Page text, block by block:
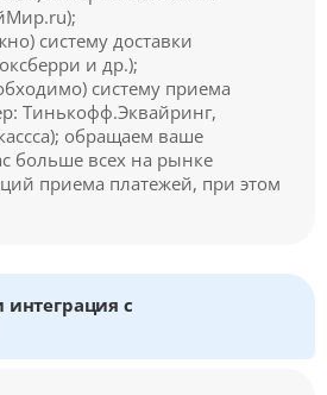
систему доставки
и др.);
систему приема
Тинькофф.Эквайринг,
обращаем ваше
больше всех на рынке
приема платежей, при этом
с